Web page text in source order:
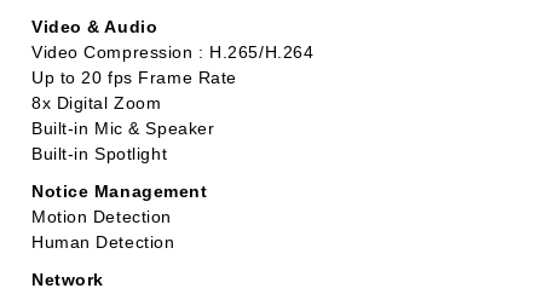
Video & Audio
Video Compression : H.265/H.264
Up to 20 fps Frame Rate
8x Digital Zoom
Built-in Mic & Speaker
Built-in Spotlight
Notice Management
Motion Detection
Human Detection
Network